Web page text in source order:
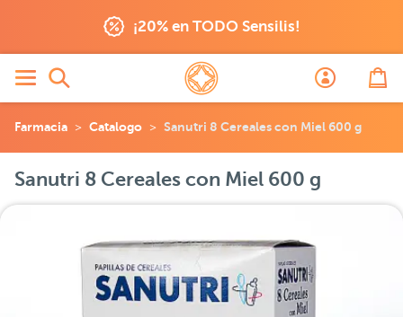
¡20% en TODO Sensilis!
Farmacia Catalogo Sanutri 8 Cereales con Miel 600 g
Sanutri 8 Cereales con Miel 600 g